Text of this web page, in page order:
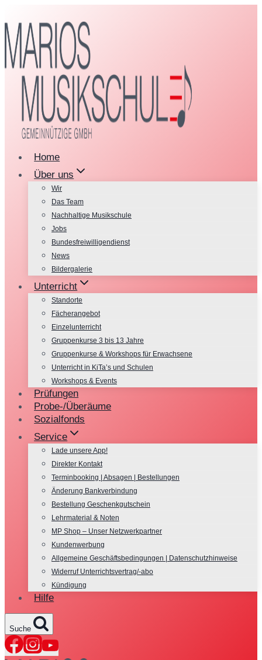
Inhalt
springen
Home
Über uns
Wir
Das Team
Nachhaltige Musikschule
Jobs
Bundesfreiwilligendienst
News
Bildergalerie
Unterricht
Standorte
Fächerangebot
Einzelunterricht
Gruppenkurse 3 bis 13 Jahre
Gruppenkurse & Workshops für Erwachsene
Unterricht in KiTa’s und Schulen
Workshops & Events
Prüfungen
Probe-/Überäume
Sozialfonds
Service
Lade unsere App!
Direkter Kontakt
Terminbooking | Absagen | Bestellungen
Änderung Bankverbindung
Bestellung Geschenkgutschein
Lehrmaterial & Noten
MP Shop – Unser Netzwerkpartner
Kundenwerbung
Allgemeine Geschäftsbedingungen | Datenschutzhinweise
Widerruf Unterrichtsvertrag/-abo
Kündigung
Hilfe
Suche